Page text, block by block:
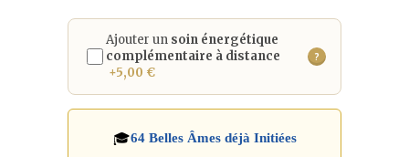
Ajouter un soin énergétique
complémentaire à distance
+5,00 €
?
🎓64Belles Âmes déjà Initiées